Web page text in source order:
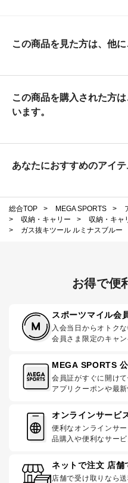
この商品を見た方は、他
この商品を購入された方
います。
あなたにおすすめのアイテ
総合TOP > MEGA SPORTS >
>
収納・キャリー >
収納・キャ
>
ガス抜キツール ルミナスブルー
お得で便
スポーツマイル会
入会当日からオトク
会員さま限定のキャ
MEGA SPORTS
会員証がすぐに開けて
アプリクーポンや最
オンラインサービ
便利なオンラインサ
品購入や便利なサービ
ネットで注文 店舗
店舗で受け取りなら